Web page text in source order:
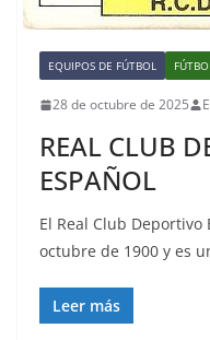
EQUIPOS DE FÚTBOL
28 de octubre de 2025
REAL CLUB
ESPAÑOL
El Real Club
octubre de 1900 y es
Leer más